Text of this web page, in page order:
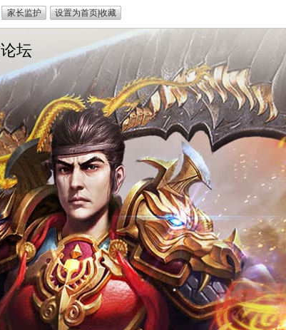
坛
家长监护 设置为首页|收藏